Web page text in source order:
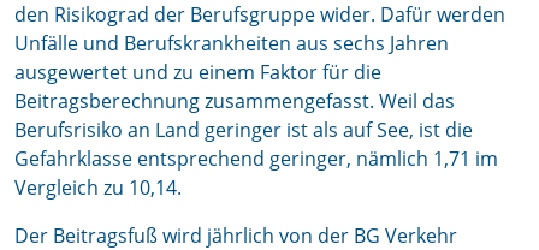
den Risikograd der Berufsgruppe wider. Dafür werden
Unfälle und Berufskrankheiten aus sechs Jahren
ausgewertet und zu einem Faktor für die
Beitragsberechnung zusammengefasst. Weil das
Berufsrisiko an Land geringer ist als auf See, ist die
Gefahrklasse entsprechend geringer, nämlich 1,71 im
Vergleich zu 10,14.
Der Beitragsfuß wird jährlich von der BG Verkehr